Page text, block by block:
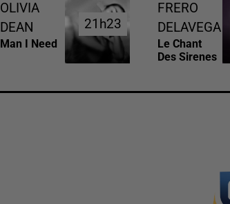
OLIVIA
DEAN
Man I Need
21h23
21h23
FRERO
DELAVEGA
Le Chant
Des Sirenes